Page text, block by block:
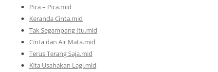
Pica – Pica.mid
Keranda Cinta.mid
Tak Segampang Itu.mid
Cinta dan Air Mata.mid
Terus Terang Saja.mid
Kita Usahakan Lagi.mid